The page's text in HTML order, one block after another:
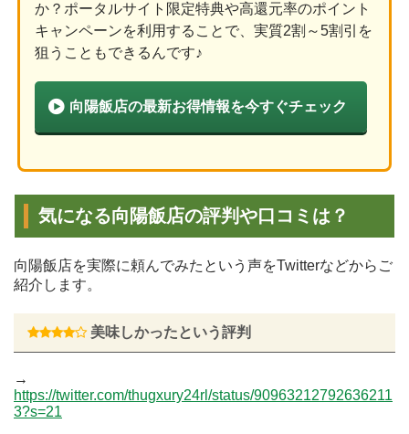
か？ポータルサイト限定特典や高還元率のポイント
キャンペーンを利用することで、実質2割～5割引を
狙うこともできるんです♪
向陽飯店の最新お得情報を今すぐチェック
気になる向陽飯店の評判や口コミは？
向陽飯店を実際に頼んでみたという声をTwitterなどからご
紹介します。
美味しかったという評判
→
https://twitter.com/thugxury24rl/status/90963212792636211
3?s=21